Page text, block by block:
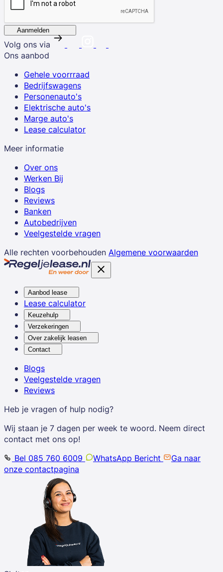
Aanmelden
Volg ons via
Ons aanbod
Gehele voorrraad
Bedrijfswagens
Personenauto's
Elektrische auto's
Marge auto's
Lease calculator
Meer informatie
Over ons
Werken Bij
Blogs
Reviews
Banken
Autobedrijven
Veelgestelde vragen
Alle rechten voorbehouden Algemene voorwaarden
Aanbod lease
Lease calculator
Keuzehulp
Verzekeringen
Over zakelijk leasen
Contact
Blogs
Veelgestelde vragen
Reviews
Heb je vragen of hulp nodig?
Wij staan je 7 dagen per week te woord. Neem direct
contact met ons op!
Bel 085 760 6009
WhatsApp Bericht
Ga naar
onze contactpagina